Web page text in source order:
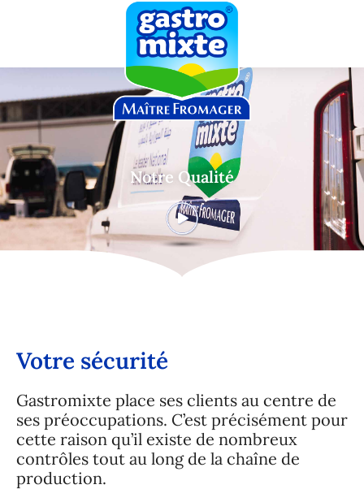
Notre Qualité
Votre sécurité
Gastromixte place ses clients au centre de
ses préoccupations. C’est précisément pour
cette raison qu’il existe de nombreux
contrôles tout au long de la chaîne de
production.